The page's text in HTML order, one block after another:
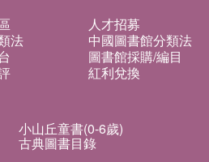
人才招募
法 中國圖書館分類法
圖書館採購/編目
紅利兌換
小山丘童書(0-6歲)
古典圖書目錄